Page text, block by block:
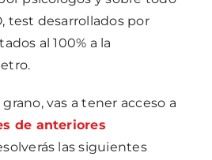
test desarrollados por
al 100% a la
vas a tener acceso a
de anteriores
las siguientes